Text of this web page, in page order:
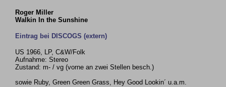
Roger Miller
Walkin In the Sunshine
Eintrag bei DISCOGS (extern)
US 1966, LP, C&W/Folk
Aufnahme: Stereo
Zustand: m- / vg (vorne an zwei Stellen besch.)
sowie Ruby, Green Green Grass, Hey Good Lookin´ u.a.m.